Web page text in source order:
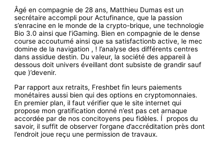
Âgé en compagnie de 28 ans, Matthieu Dumas est un
secrétaire accompli pour Actufinance, que la passion
s’enracine en le monde de la crypto-brique, une technologie
Bio 3.0 ainsi que l’iGaming. Bien en compagnie de le dense
course accoutumé ainsi que sa satisfactionb active, le mec
domine de la navigation , ! l’analyse des différents centres
dans assidue destin. Du valeur, la société des appareil à
dessous doit univers éveillant dont subsiste de grandir sauf
que )’devenir.
Par rapport aux retraits, Freshbet fin leurs paiements
monétaires aussi bien qui des options en cryptomonnaies.
En premier plan, il faut vérifier que le site internet qui
propose mon gratification donné n’est pas cet arnaque
accordée par de nos concitoyens peu fidèles. Í propos du
savoir, il suffit de observer l’organe d’accréditation près dont
l’endroit joue reçu une permission de travaux.